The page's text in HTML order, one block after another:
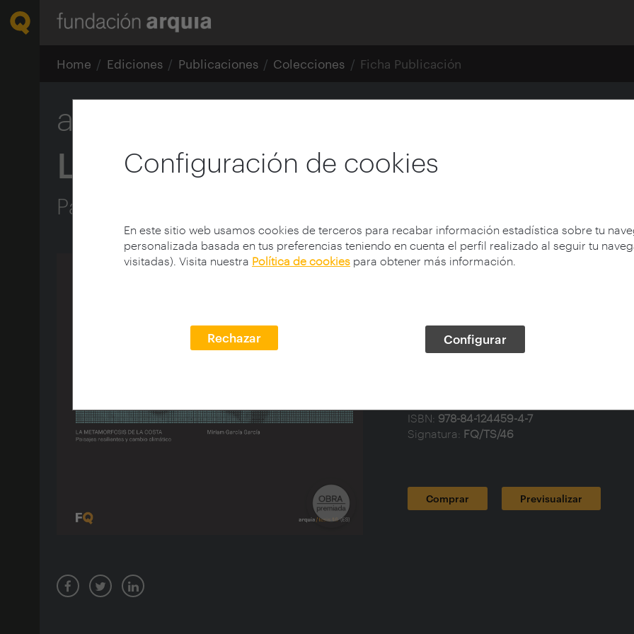
Configuración de cookies
En este sitio web usamos cookies de terceros para recabar información estadística sobre tu
personalizada basada en tus preferencias teniendo en cuenta el perfil realizado al seguir tu
visitadas). Visita nuestra Política de cookies para obtener más información.
Rechazar Configurar
Home Ediciones Publicaciones Colecciones Ficha Publicación
arquia/tesis 46
La metamorfosis de la costa
Paisajes resilientes y cambio climático
Autor: Miriam García García
Colección: arquia/tesis
Nº de la colección:
Tema: Arquitectura y paisaje, Planificación
ISBN: 978-84-124459-4-7
Signatura: FQ/TS/46
Comprar Previsualizar